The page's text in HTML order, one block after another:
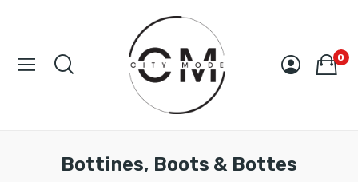
0
Bottines, Boots & Bottes